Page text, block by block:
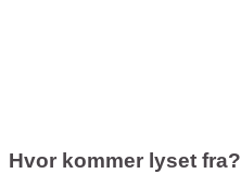
Hvor kommer lyset fra?